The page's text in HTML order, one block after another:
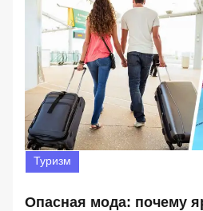
Туризм
Опасная мода: почему